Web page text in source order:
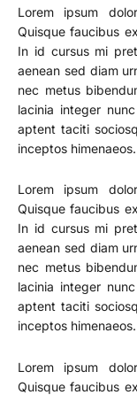
Lorem ipsum
Quisque faucibus
In id cursus mi
aenean sed diam
nec metus
lacinia integer
aptent taciti
inceptos himenaeos.
Lorem ipsum
Quisque faucibus
In id cursus mi
aenean sed diam
nec metus
lacinia integer
aptent taciti
inceptos himenaeos.
Lorem ipsum
Quisque faucibus